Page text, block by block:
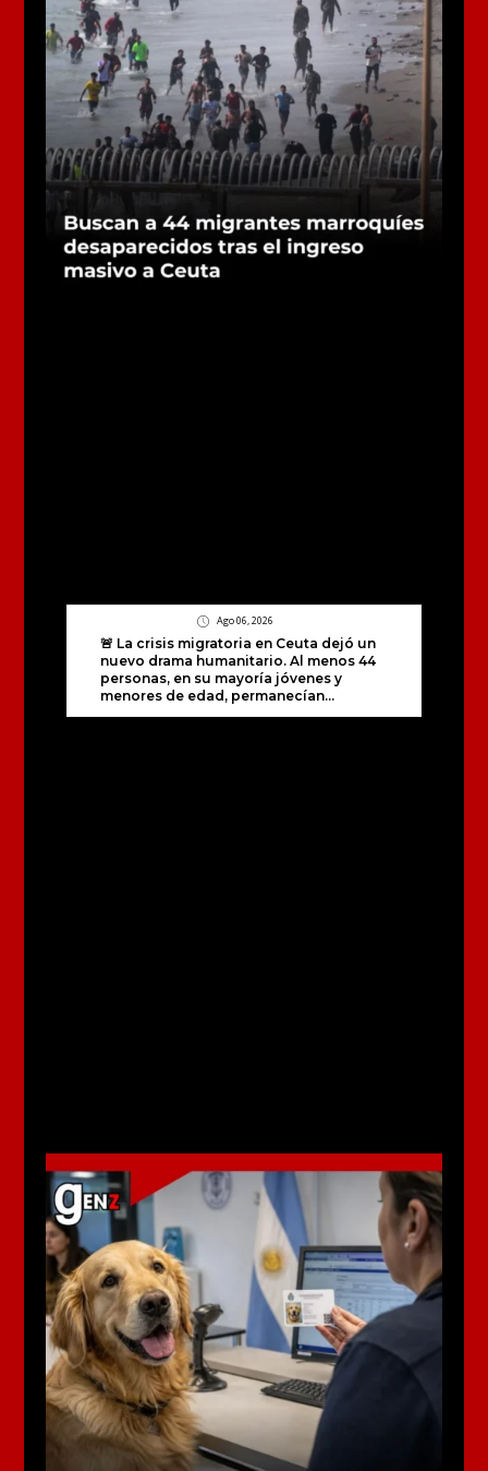
Ago 06, 2026
🚨 La crisis migratoria en Ceuta dejó un
nuevo drama humanitario. Al menos 44
personas, en su mayoría jóvenes y
menores de edad, permanecían...